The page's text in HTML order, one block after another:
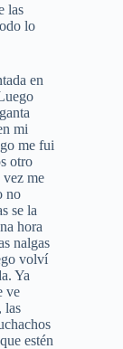
las
lo
en
mi
me fui
otro
me
no
se la
hora
nalgas
volví
Ya
ve
las
estén